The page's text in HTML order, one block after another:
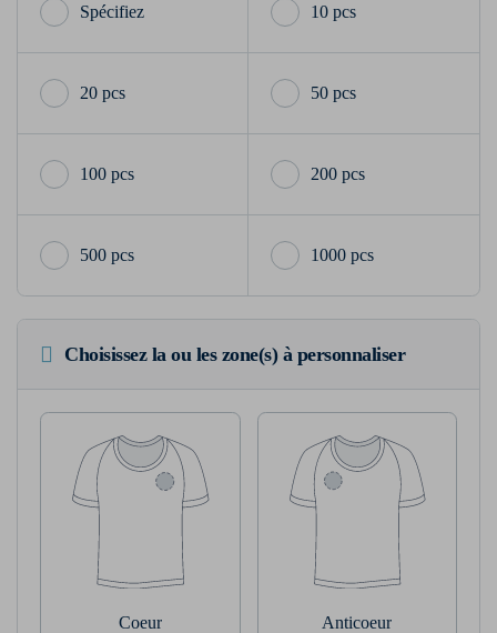
10 pcs
20 pcs 50 pcs
100 pcs 200 pcs
500 pcs 1000 pcs
Choisissez la ou les zone(s) à personnaliser
Coeur Anticoeur